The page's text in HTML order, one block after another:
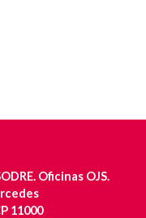
Oficinas OJS.
11000